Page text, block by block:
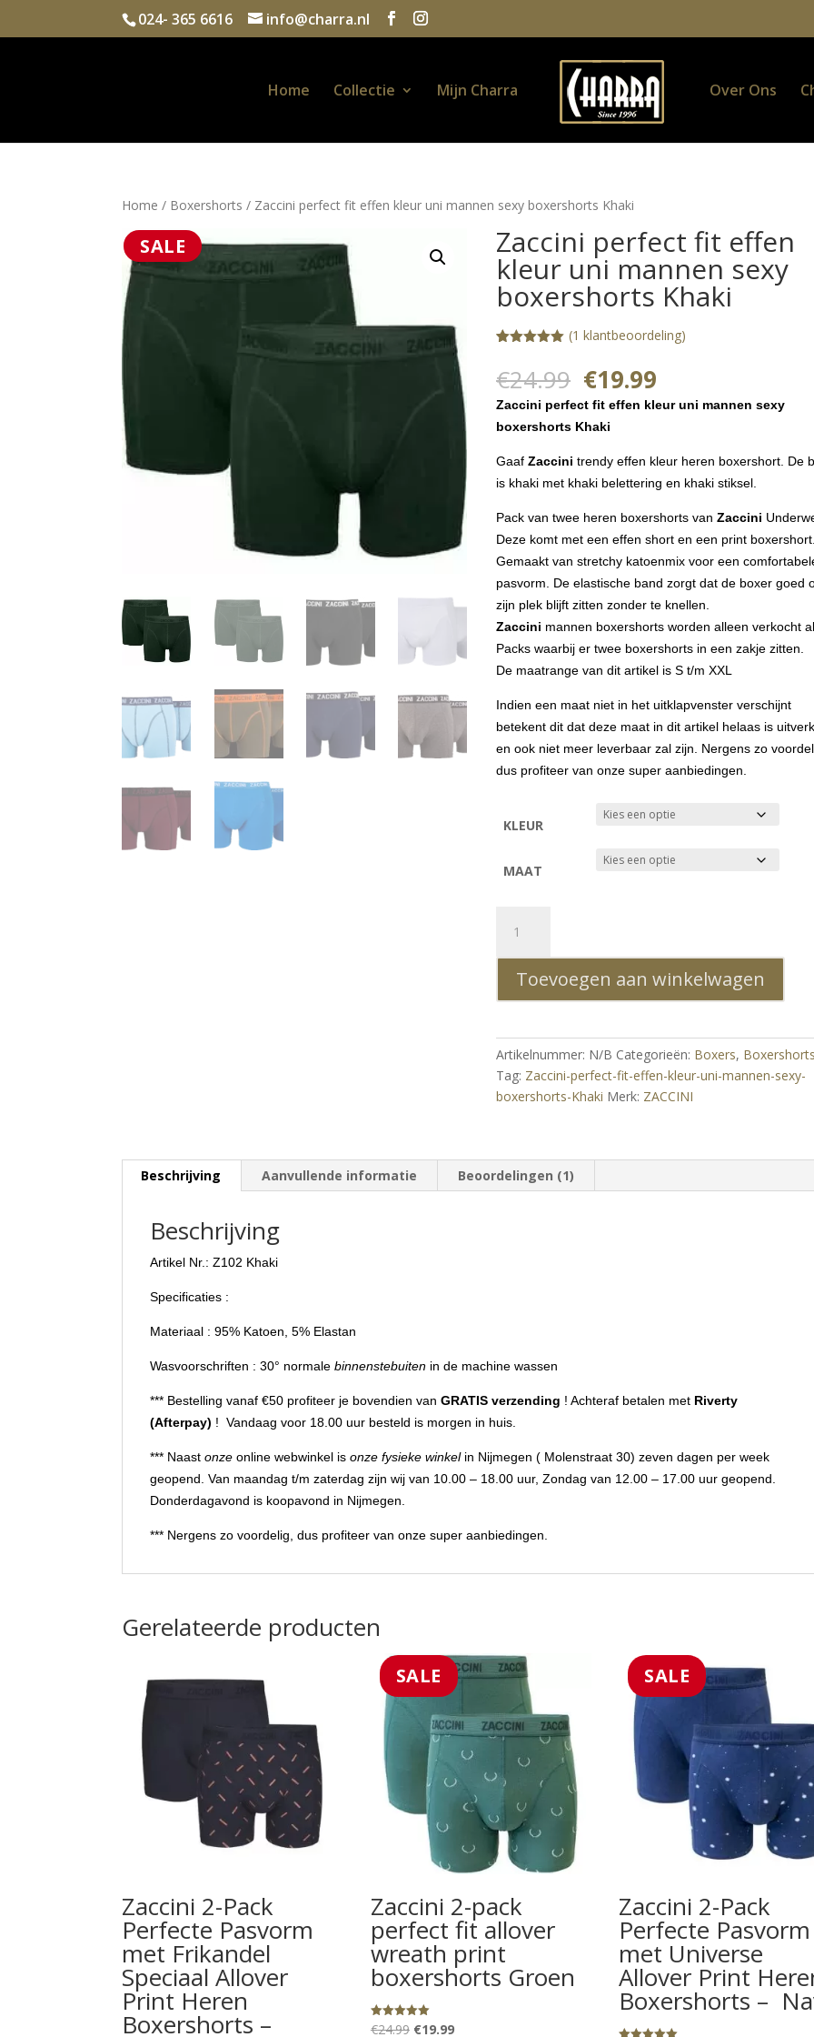
024- 365 6616 info@charra.nl
Home Collectie Mijn Charra Over Ons
Home / Boxershorts / Zaccini perfect fit effen kleur uni mannen sexy boxershorts Khaki
SALE Zaccini perfect fit effen
kleur uni mannen sexy
boxershorts Khaki
gebaseerd
klantbeoorde
(1 klantbeoordeling)
€24.99 Oorspronkelijke
prijs
was:
€24.99.
€19.99
prijs
is:
Zaccini perfect fit effen kleur uni mannen sexy
boxershorts Khaki
GaafZaccini trendy effen kleur heren boxershort. De
is khaki met khaki belettering en khaki stiksel.
Pack van twee heren boxershorts vanZaccini
Deze komt met een effen short en een print
Gemaakt van stretchy katoenmix voor een
pasvorm. De elastische band zorgt dat de boxer goed
zijn plek blijft zitten zonder te knellen.
Zaccini mannen boxershorts worden alleen verkocht
Packs waarbij er twee boxershorts in een zakje zitten.
De maatrange van dit artikel is S t/m XXL
Indien een maat niet in het uitklapvenster verschijnt
betekent dit dat deze maat in dit artikel helaas is
en ook niet meer leverbaar zal zijn. Nergens zo
dus profiteer van onze super aanbiedingen.
KLEUR
MAAT
perfect
fit
effen
kleur
mannen
sexy
boxershorts
Khaki
Toevoegen aan winkelwagen
Artikelnummer: N/B Categorieën: Boxers,
Tag: Zaccini-perfect-fit-effen-kleur-uni-mannen-sexy-
boxershorts-Khaki Merk: ZACCINI
Beschrijving Aanvullende informatie Beoordelingen (1)
Beschrijving
Artikel Nr.: Z102 Khaki
Specificaties :
Materiaal : 95% Katoen, 5% Elastan
Wasvoorschriften : 30° normalebinnenstebuiten in de machine wassen
*** Bestelling vanaf €50 profiteer je bovendien vanGRATIS verzending ! Achteraf betalen met Riverty
(Afterpay) ! Vandaag voor 18.00 uur besteld is morgen in huis.
*** Naastonze online webwinkel isonze fysieke winkelin Nijmegen ( Molenstraat 30) zeven dagen per week
geopend. Van maandag t/m zaterdag zijn wij van 10.00 – 18.00 uur, Zondag van 12.00 – 17.00 uur geopend.
Donderdagavond is koopavond in Nijmegen.
*** Nergens zo voordelig, dus profiteer van onze super aanbiedingen.
Gerelateerde producten
Zaccini 2-Pack
Perfecte Pasvorm
met Frikandel
Speciaal Allover
Print Heren
Boxershorts –
SALE
Zaccini 2-pack
perfect fit allover
wreath print
boxershorts Groen
Gewaardeerd
€24.99 Oorspronkelijke
€19.99Huidige
SALE
Zaccini 2-Pack
Perfecte Pasvorm
met Universe
Allover Print
Boxershorts –